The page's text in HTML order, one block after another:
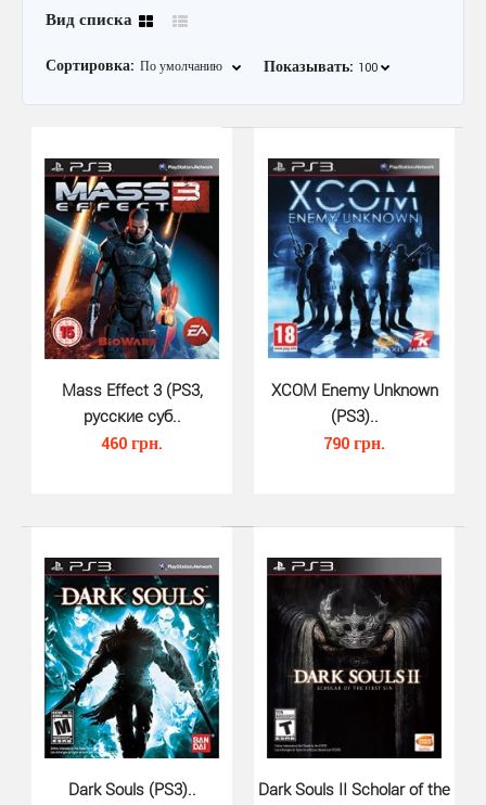
Вид списка
Сортировка: Показывать:
460 грн.
Игра Mass Effect 3– заключительная часть легендарной
космической саги, что была разработана канадско..
Mass Effect 3 (PS3,
русские суб..
460 грн.
XCOM Enemy Unknown
(PS3)..
790 грн.
Dark Souls (PS3)..
Dark Souls II Scholar of the